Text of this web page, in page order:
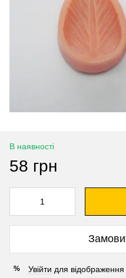
В наявності
58 грн
% Увійти для відображення